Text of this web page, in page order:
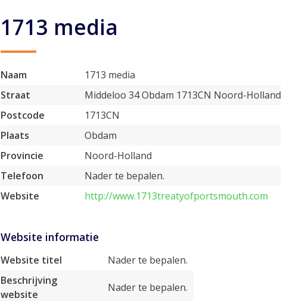
1713 media
Naam
1713 media
Straat
Middeloo 34 Obdam 1713CN Noord-Holland
Postcode
1713CN
Plaats
Obdam
Provincie
Noord-Holland
Telefoon
Nader te bepalen.
Website
http://www.1713treatyofportsmouth.com
Website informatie
Website titel
Nader te bepalen.
Beschrijving
website
Nader te bepalen.